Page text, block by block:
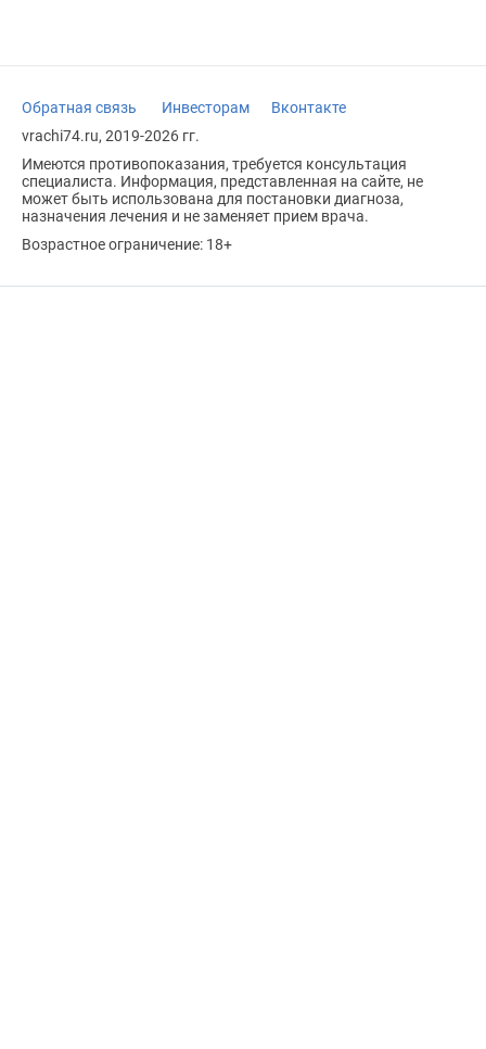
Обратная связь Инвесторам
Вконтакте
vrachi74.ru, 2019-2026 гг.
Имеются противопоказания, требуется консультация
специалиста. Информация, представленная на сайте, не
может быть использована для постановки диагноза,
назначения лечения и не заменяет прием врача.
Возрастное ограничение: 18+